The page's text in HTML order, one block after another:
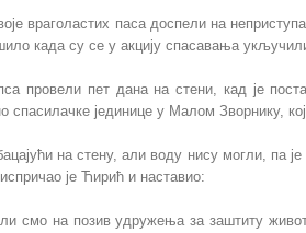
враголастих паса доспели на
када су се у акцију спасавања
провели пет дана на стени, кад је
јединице у Малом Зворнику,
на стену, али воду нису могли, па
је Ћирић и наставио:
смо на позив удружења за заштиту